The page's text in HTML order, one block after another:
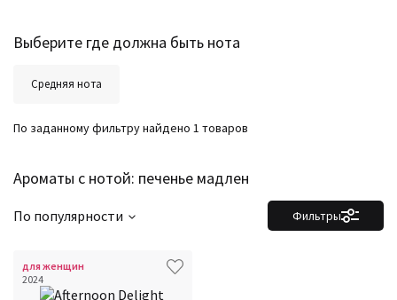
Выберите где должна быть нота
Средняя нота
Ароматы с нотой: печенье мадлен
По заданному фильтру найдено 1 товаров
Фильтры
По популярности
для женщин
2024